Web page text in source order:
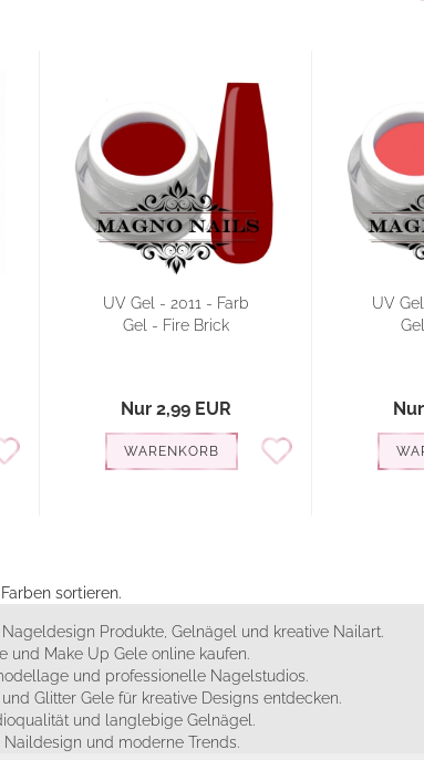
UV Gel - 2011 - Farb
Gel - Fire Brick
Nur 2,99 EUR
WARENKORB
UV
sortieren.
Produkte, Gelnägel und kreative Nailart.
und Make Up Gele online kaufen.
und professionelle Nagelstudios.
Glitter Gele für kreative Designs entdecken.
und langlebige Gelnägel.
und moderne Trends.